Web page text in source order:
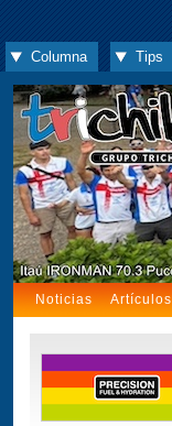
Columna Tips
Noticias Artículos